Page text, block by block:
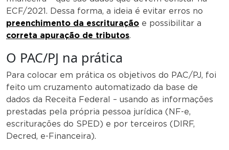
ECF/2021. Dessa forma, a ideia é evitar erros no
preenchimento da escrituração e possibilitar a
correta apuração de tributos.
O PAC/PJ na prática
Para colocar em prática os objetivos do PAC/PJ, foi
feito um cruzamento automatizado da base de
dados da Receita Federal – usando as informações
prestadas pela própria pessoa jurídica (NF-e,
escriturações do SPED) e por terceiros (DIRF,
Decred, e-Financeira).